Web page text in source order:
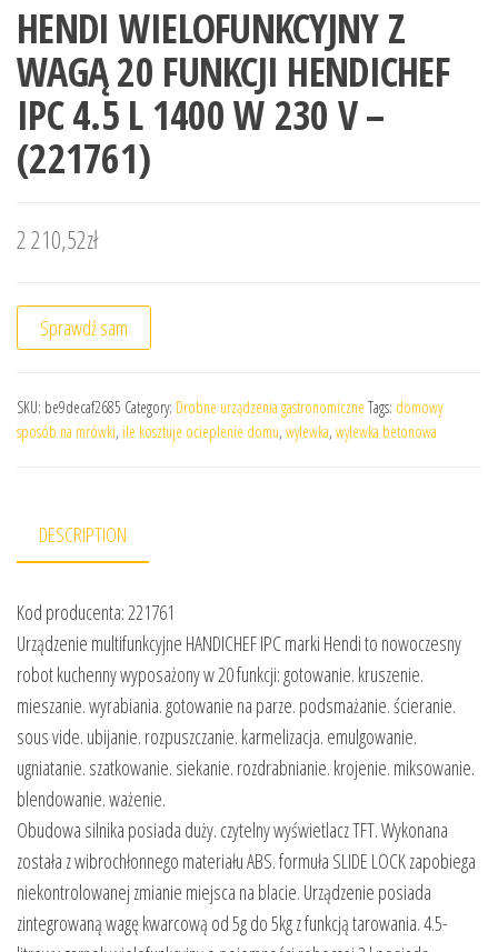
HENDI WIELOFUNKCYJNY Z
WAGĄ 20 FUNKCJI HENDICHEF
IPC 4.5 L 1400 W 230 V –
(221761)
2 210,52zł
Sprawdź sam
SKU: be9decaf2685 Category: Drobne urządzenia gastronomiczne Tags: domowy
sposób na mrówki, ile kosztuje ocieplenie domu, wylewka, wylewka betonowa
DESCRIPTION
Kod producenta: 221761
Urządzenie multifunkcyjne HANDICHEF IPC marki Hendi to nowoczesny
robot kuchenny wyposażony w 20 funkcji: gotowanie. kruszenie.
mieszanie. wyrabiania. gotowanie na parze. podsmażanie. ścieranie.
sous vide. ubijanie. rozpuszczanie. karmelizacja. emulgowanie.
ugniatanie. szatkowanie. siekanie. rozdrabnianie. krojenie. miksowanie.
blendowanie. ważenie.
Obudowa silnika posiada duży. czytelny wyświetlacz TFT. Wykonana
została z wibrochłonnego materiału ABS. formuła SLIDE LOCK zapobiega
niekontrolowanej zmianie miejsca na blacie. Urządzenie posiada
zintegrowaną wagę kwarcową od 5g do 5kg z funkcją tarowania. 4.5-